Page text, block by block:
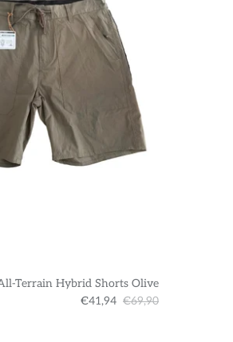
Terrain Hybrid Shorts Olive
€41,94 €69,90